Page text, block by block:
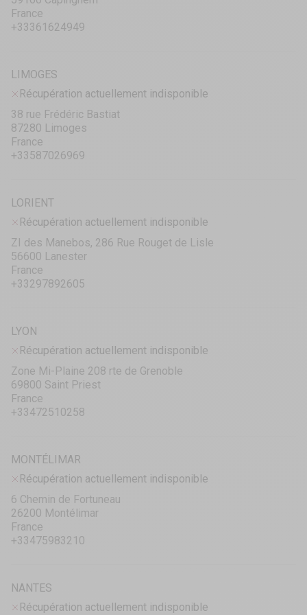
France
+33361624949
LIMOGES
Récupération actuellement indisponible
38 rue Frédéric Bastiat
87280 Limoges
France
+33587026969
LORIENT
Récupération actuellement indisponible
ZI des Manebos, 286 Rue Rouget de Lisle
56600 Lanester
France
+33297892605
LYON
Récupération actuellement indisponible
Zone Mi-Plaine 208 rte de Grenoble
69800 Saint Priest
France
+33472510258
MONTÉLIMAR
Récupération actuellement indisponible
6 Chemin de Fortuneau
26200 Montélimar
France
+33475983210
NANTES
Récupération actuellement indisponible